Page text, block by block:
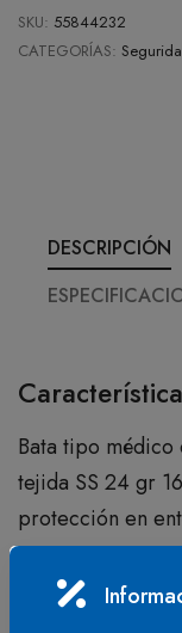
SKU: 55844232
CATEGORÍAS:
DESCRIPCIÓN
Bata tipo
tejida SS 24 gr
protección en
Beneficios
Ideal para